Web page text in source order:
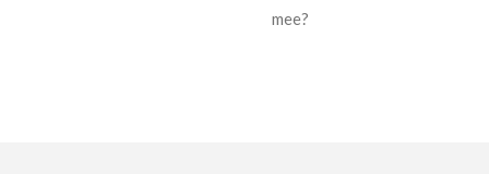
mee?